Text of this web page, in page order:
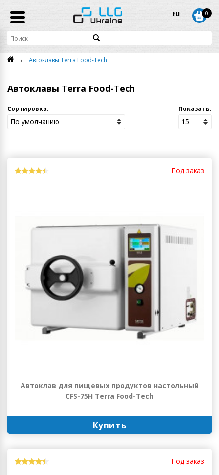
ru 0
Автоклавы Terra Food-Tech
Автоклавы Terra Food-Tech
Сортировка: Показать:
Под заказ
Автоклав для пищевых продуктов настольный
CFS-75H Terra Food-Tech
Купить
Под заказ